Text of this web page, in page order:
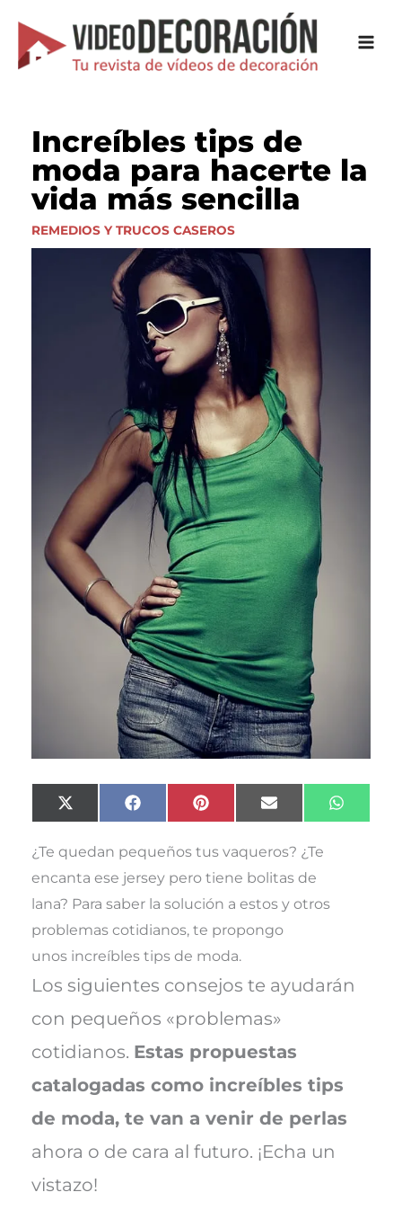
contenido
Increíbles tips de
moda para hacerte la
vida más sencilla
REMEDIOS Y TRUCOS CASEROS
Compartir
en
X
(
w
t
t
e
r
)
Compartir
en
F
a
e
o
k
Compartir
en
P
i
t
r
e
s
t
Compartir
en
E
m
i
en
W
h
¿Te quedan pequeños tus vaqueros? ¿Te
encanta ese jersey pero tiene bolitas de
lana? Para saber la solución a estos y otros
problemas cotidianos, te propongo
unos increíbles tips de moda.
Los siguientes consejos te ayudarán
con pequeños «problemas»
cotidianos. Estas propuestas
catalogadas como increíbles tips
de moda, te van a venir de perlas
ahora o de cara al futuro. ¡Echa un
vistazo!